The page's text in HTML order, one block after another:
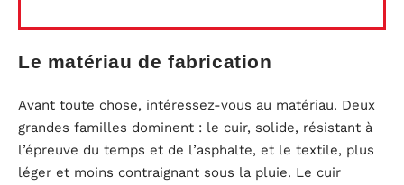
Le matériau de fabrication
Avant toute chose, intéressez-vous au matériau. Deux
grandes familles dominent : le cuir, solide, résistant à
l’épreuve du temps et de l’asphalte, et le textile, plus
léger et moins contraignant sous la pluie. Le cuir